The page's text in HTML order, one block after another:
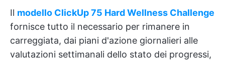
Il modello ClickUp 75 Hard Wellness Challenge
fornisce tutto il necessario per rimanere in
carreggiata, dai piani d'azione giornalieri alle
valutazioni settimanali dello stato dei progressi,